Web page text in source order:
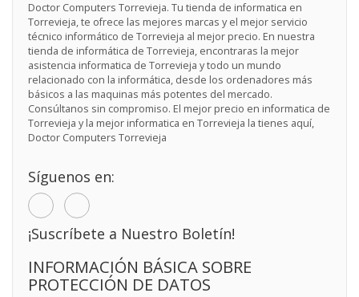
Doctor Computers Torrevieja. Tu tienda de informatica en
Torrevieja, te ofrece las mejores marcas y el mejor servicio
técnico informático de Torrevieja al mejor precio. En nuestra
tienda de informática de Torrevieja, encontraras la mejor
asistencia informatica de Torrevieja y todo un mundo
relacionado con la informática, desde los ordenadores más
básicos a las maquinas más potentes del mercado.
Consúltanos sin compromiso. El mejor precio en informatica de
Torrevieja y la mejor informatica en Torrevieja la tienes aquí,
Doctor Computers Torrevieja
Síguenos en:
¡Suscríbete a Nuestro Boletín!
INFORMACIÓN BÁSICA SOBRE
PROTECCIÓN DE DATOS